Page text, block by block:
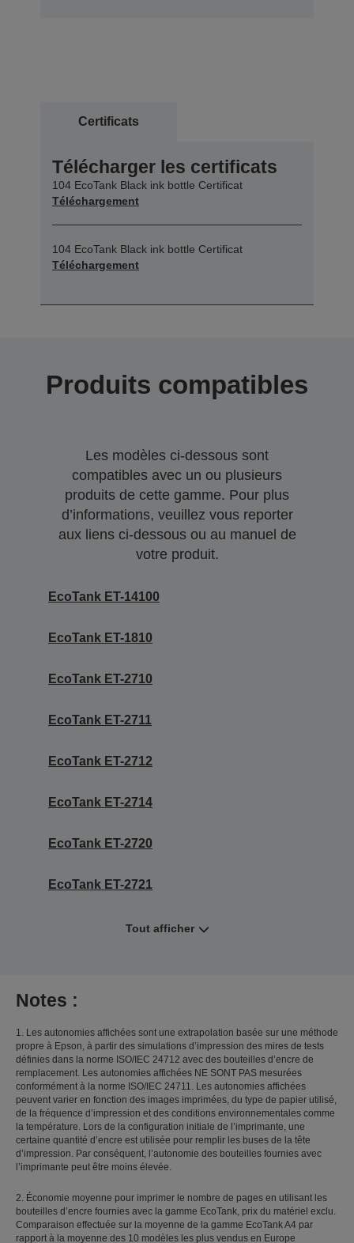
Certificats
Télécharger les certificats
104 EcoTank Black ink bottle Certificat
Téléchargement
104 EcoTank Black ink bottle Certificat
Téléchargement
Produits compatibles
Les modèles ci-dessous sont
compatibles avec un ou plusieurs
produits de cette gamme. Pour plus
d’informations, veuillez vous reporter
aux liens ci-dessous ou au manuel de
votre produit.
EcoTank ET-14100
EcoTank ET-1810
EcoTank ET-2710
EcoTank ET-2711
EcoTank ET-2712
EcoTank ET-2714
EcoTank ET-2720
EcoTank ET-2721
Tout afficher
Notes :
1. Les autonomies affichées sont une extrapolation basée sur une méthode
propre à Epson, à partir des simulations d’impression des mires de tests
définies dans la norme ISO/IEC 24712 avec des bouteilles d’encre de
remplacement. Les autonomies affichées NE SONT PAS mesurées
conformément à la norme ISO/IEC 24711. Les autonomies affichées
peuvent varier en fonction des images imprimées, du type de papier utilisé,
de la fréquence d’impression et des conditions environnementales comme
la température. Lors de la configuration initiale de l’imprimante, une
certaine quantité d’encre est utilisée pour remplir les buses de la tête
d’impression. Par conséquent, l’autonomie des bouteilles fournies avec
l’imprimante peut être moins élevée.
2. Économie moyenne pour imprimer le nombre de pages en utilisant les
bouteilles d’encre fournies avec la gamme EcoTank, prix du matériel exclu.
Comparaison effectuée sur la moyenne de la gamme EcoTank A4 par
rapport à la moyenne des 10 modèles les plus vendus en Europe